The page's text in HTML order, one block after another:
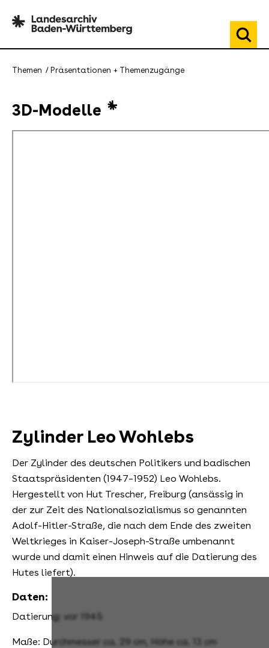
Themen Präsentationen + Themenzugänge
3D-Modelle
Zylinder Leo Wohlebs
Der Zylinder des deutschen Politikers und badischen
Staatspräsidenten (1947–1952) Leo Wohlebs.
Hergestellt von Hut Trescher, Freiburg (ansässig in
der zur Zeit des Nationalsozialismus so genannten
Adolf-Hitler-Straße, die nach dem Ende des zweiten
Weltkrieges in Kaiser-Joseph-Straße umbenannt
wurde und damit einen Hinweis auf die Datierung des
Hutes liefert).
Daten:
Datierung: vor 1945
Maße: Durchmesser ca. 29 cm, Höhe ca. 13 cm